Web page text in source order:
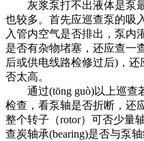
灰浆泵打不出液体是泵最
也较多。首先应巡查泵的吸
入管内空气是否排出，泵内
是否有杂物堵塞，还应查一
后或供电线路检修过后)，还
否太高。
通过(tōng guò)以上巡查
检查，看泵轴是否折断，还
整个转子（rotor）可否少量
查炭轴承(bearing)是否与泵